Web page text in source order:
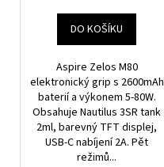
DO KOŠÍKU
Aspire Zelos M80
elektronický grip s 2600mAh
baterií a výkonem 5-80W.
Obsahuje Nautilus 3SR tank
2ml, barevný TFT displej,
USB-C nabíjení 2A. Pět
režimů...